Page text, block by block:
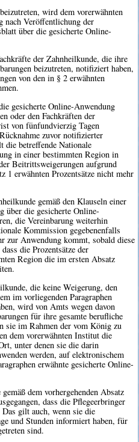
wird dem vorerwähnten
nach Veröffentlichung der
über die gesicherte Online-
der Zahnheilkunde, die ihre
beizutreten, notifiziert haben,
von den in § 2 erwähnten
gesicherte Online-Anwendung
oder den Fachkräften der
von fünfundvierzig Tagen
zuvor notifizierter
die betreffende Nationale
in einer bestimmten Region in
Beitrittsweigerungen aufgrund
1 erwähnten Prozentsätze nicht mehr
gemäß den Klauseln einer
über die gesicherte Online-
die Vereinbarung weiterhin
Kommission gegebenenfalls
zur Anwendung kommt, sobald diese
die Prozentsätze der
Region die im ersten Absatz
die keine Weigerung, den
im vorliegenden Paragraphen
wird von Amts wegen davon
für ihre gesamte berufliche
sie im Rahmen der vom König zu
dem vorerwähnten Institut die
unter denen sie die darin
werden, auf elektronischem
erwähnte gesicherte Online-
dem vorhergehenden Absatz
dass die Pflegeerbringer
gilt auch, wenn sie die
und Stunden informiert haben, für
sind.